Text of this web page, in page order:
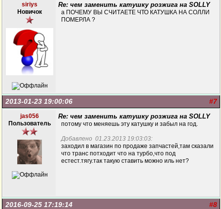
siriys
Новичок
Re: чем заменить катушку розжига на SOLLY
а ПОЧЕМУ ВЫ СЧИТАЕТЕ ЧТО КАТУШКА НА СОЛЛИ
ПОМЕРЛА ?
#7
2013-01-23 19:00:06
jas056
Пользователь
Re: чем заменить катушку розжига на SOLLY
потому что меняешь эту катушку и забыл на год.
Добавлено 01.23.2013 19:03:03:
заходил в магазин по продаже запчастей,там сказали
что транс потходит что на турбо,что под
естест.тягу.так такую ставить можно иль нет?
#8
2016-09-25 17:19:14